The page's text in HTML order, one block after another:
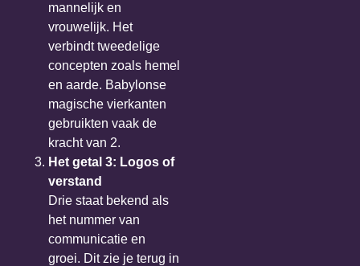
mannelijk en
vrouwelijk. Het
verbindt tweedelige
concepten zoals hemel
en aarde. Babylonse
magische vierkanten
gebruikten vaak de
kracht van 2.
Het getal 3: Logos of
verstand
Drie staat bekend als
het nummer van
communicatie en
groei. Dit zie je terug in